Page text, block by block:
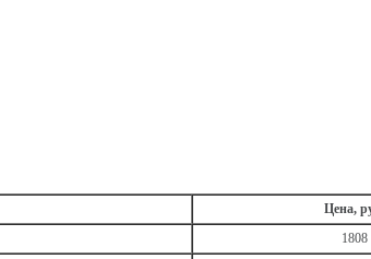
Цена,
1808